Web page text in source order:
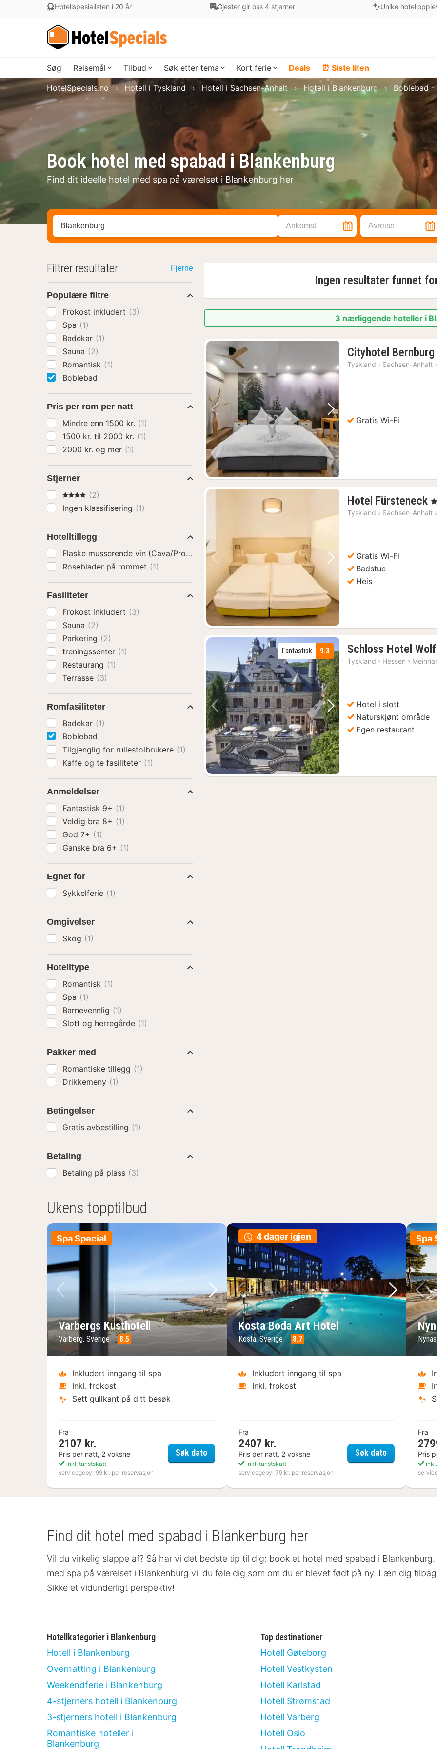
Hotellspesialisten i 20 år Gjester gir oss 4 stjerner Unike
Søg Reisemål Tilbud Søk etter tema Kort ferie Deals ⏰ Siste liten
Book hotel med spabad i Blankenburg
Find dit ideelle hotel med spa på værelset i Blankenburg her
HotelSpecials.no Hotell i Tyskland Hotell i Sachsen-Anhalt Hotell i Blankenburg Boblebad -
Søk hotell, region eller by Ankomst Avreise
Ingen resultater funnet
3 nærliggende hoteller i
Forrige bilde Neste bilde
Cityhotel Bernburg
Tyskland › Sachsen-Anhalt ›
Gratis Wi-Fi
Forrige bilde Neste bilde
Hotel Fürsteneck 1
,
Tyskland › Sachsen-Anhalt ›
Gratis Wi-Fi
Badstue
Heis
Forrige bilde Neste bilde
9.3
Fantastisk Schloss Hotel
Tyskland › Hessen ›
Hotel i slott
Naturskjønt område
Egen restaurant
Filtrer resultater Fjerne
Populære filtre
Frokost inkludert (3)
Spa (1)
Badekar (1)
Sauna (2)
Romantisk (1)
Boblebad
Pris per rom per natt
Mindre enn 1500 kr. (1)
1500 kr. til 2000 kr. (1)
2000 kr. og mer (1)
Stjerner
4 Stjerner
(2)
Ingen klassifisering (1)
Hotelltillegg
Flaske musserende vin (Cava/Prosecco)(1)
Roseblader på rommet (1)
Fasiliteter
Frokost inkludert (3)
Sauna (2)
Parkering (2)
treningssenter (1)
Restaurang (1)
Terrasse (3)
Romfasiliteter
Badekar (1)
Boblebad
Tilgjenglig for rullestolbrukere (1)
Kaffe og te fasiliteter (1)
Anmeldelser
Fantastisk 9+ (1)
Veldig bra 8+ (1)
God 7+ (1)
Ganske bra 6+ (1)
Egnet for
Sykkelferie (1)
Omgivelser
Skog (1)
Hotelltype
Romantisk (1)
Spa (1)
Barnevennlig (1)
Slott og herregårde (1)
Pakker med
Romantiske tillegg (1)
Drikkemeny (1)
Betingelser
Gratis avbestilling (1)
Betaling
Betaling på plass (3)
Ukens topptilbud
Spa Special
Forrige bilde
Neste bilde
Varbergs Kusthotell
Varberg, Sverige 8.5
Inkludert inngang til spa
Inkl. frokost
Sett gullkant på ditt besøk
Fra
2107 kr.
Pris per natt, 2 voksne
inkl. turistskatt
servicegebyr 99 kr. per reservasjon
Søk datoVarbergs Kusthotell
4 dager igjen
Forrige bilde
Neste
Kosta Boda Art Hotel
Kosta, Sverige 8.7
Inkludert inngang til spa
Inkl. frokost
Fra
2407 kr.
Pris per natt, 2 voksne
inkl. turistskatt
servicegebyr 79 kr. per reservasjon
Søk datoKosta Boda
Spa
Fra
Pris
Find dit hotel med spabad i Blankenburg her
Vil du virkelig slappe af? Så har vi det bedste tip til dig: book et hotel med spabad i
med spa på værelset i Blankenburg vil du føle dig som om du er blevet født på ny. Læn dig
Sikke et vidunderligt perspektiv!
Hotellkategorier i Blankenburg
Hotell i Blankenburg
Overnatting i Blankenburg
Weekendferie i Blankenburg
4-stjerners hotell i Blankenburg
3-stjerners hotell i Blankenburg
Romantiske hoteller i
Blankenburg
Top destinationer
Hotell Gøteborg
Hotell Vestkysten
Hotell Karlstad
Hotell Strømstad
Hotell Varberg
Hotell Oslo